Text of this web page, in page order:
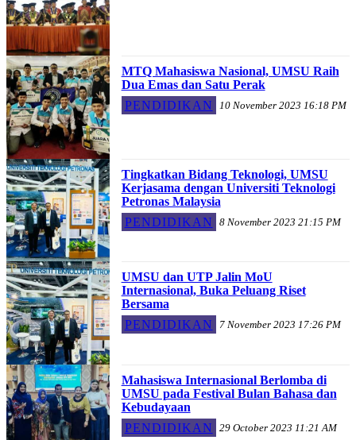
MTQ Mahasiswa Nasional, UMSU Raih
Dua Emas dan Satu Perak
PENDIDIKAN
10 November 2023 16:18 PM
Tingkatkan Bidang Teknologi, UMSU
Kerjasama dengan Universiti Teknologi
Petronas Malaysia
PENDIDIKAN
8 November 2023 21:15 PM
UMSU dan UTP Jalin MoU
Internasional, Buka Peluang Riset
Bersama
PENDIDIKAN
7 November 2023 17:26 PM
Mahasiswa Internasional Berlomba di
UMSU pada Festival Bulan Bahasa dan
Kebudayaan
PENDIDIKAN
29 October 2023 11:21 AM